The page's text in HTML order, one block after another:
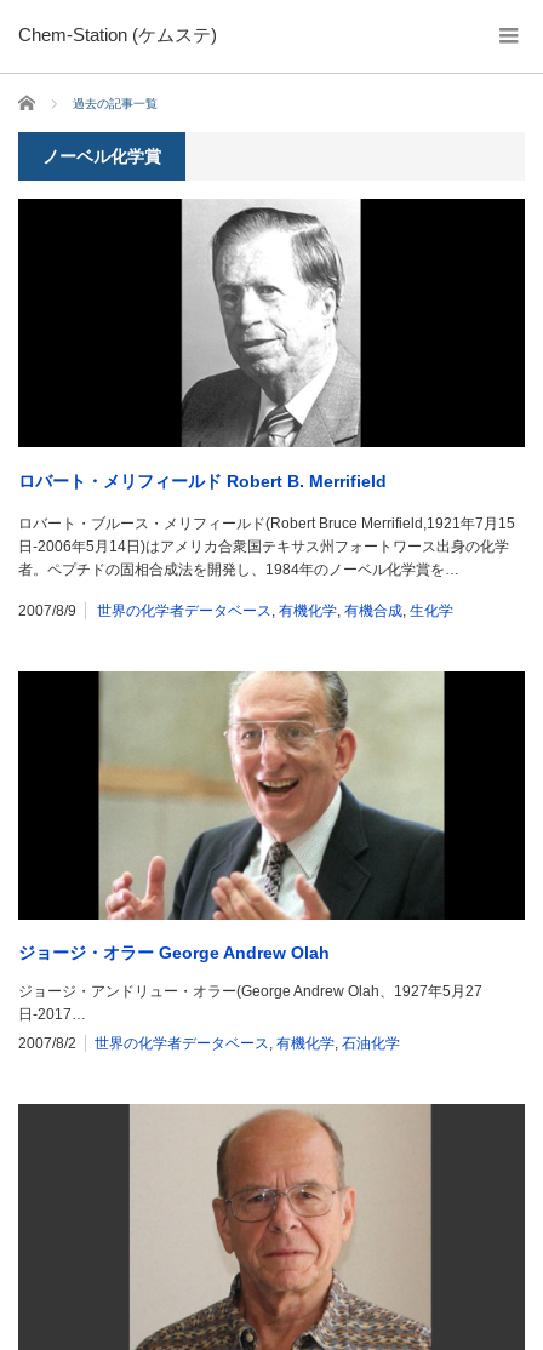
Chem-Station (ケムステ)
ホーム 過去の記事一覧
ノーベル化学賞
ロバート・メリフィールド Robert B. Merrifield
ロバート・ブルース・メリフィールド(Robert Bruce Merrifield,1921年7月15
日-2006年5月14日)はアメリカ合衆国テキサス州フォートワース出身の化学
者。ペプチドの固相合成法を開発し、1984年のノーベル化学賞を…
2007/8/9 世界の化学者データベース, 有機化学, 有機合成, 生化学
ジョージ・オラー George Andrew Olah
ジョージ・アンドリュー・オラー(George Andrew Olah、1927年5月27
日-2017…
2007/8/2
世界の化学者データベース, 有機化学, 石油化学